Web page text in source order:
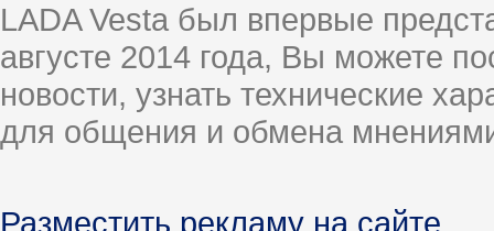
LADA Vesta был впервые
августе 2014 года, Вы можете
новости, узнать технические
для общения и обмена
Разместить рекламу на сайте